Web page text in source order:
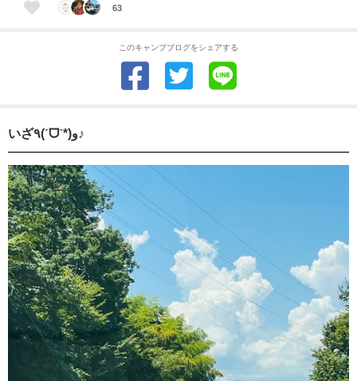
63
このキャンプブログをシェアする
いざ٩(ˊᗜˋ*)و♪